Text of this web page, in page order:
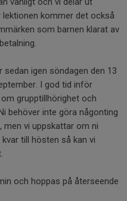
lektionen kommer det också
som barnen klarat av
igen söndagen den 13
I god tid inför
grupptillhörighet och
behöver inte göra någonting
vi uppskattar om ni
till hösten så kan vi
och hoppas på återseende